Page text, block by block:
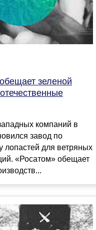
зеленой
компаний в
завод по
лопастей для ветряных
«Росатом» обещает